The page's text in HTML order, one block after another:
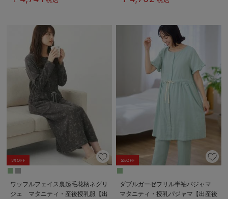
5%OFF
ワッフルフェイス裏起毛花柄ネグリ
ジェ マタニティ・産後授乳服【出
5%OFF
ダブルガーゼフリル半袖パジャマ
マタニティ・授乳パジャマ【出産後